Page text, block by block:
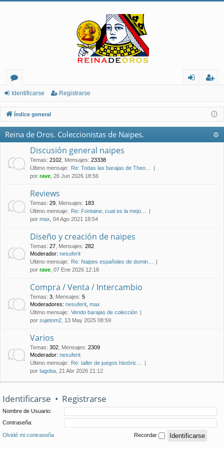
or
os
nt
ifi
ist
ra
Identificarse Registrarse
Índice general
Reina de Oros. Coleccionistas de Naipes.
Discusión general naipes
Temas: 2102 Mensajes: 23338
Último mensaje: Re: Todas las barajas de Theo…
por rave , 26 Jun 2026 18:56
Reviews
Temas: 29 Mensajes: 183
Último mensaje: Re: Fontaine, cual es la mejo…
por max , 04 Ago 2021 18:54
Diseño y creación de naipes
Temas: 27 Mensajes: 282
Moderador: nesuferit
Último mensaje: Re: Naipes españoles de domin…
por rave , 07 Ene 2026 12:18
Compra / Venta / Intercambio
Temas: 3 Mensajes: 5
Moderadores: nesuferit max
Último mensaje: Vendo barajas de colección
por sujetom2 , 13 May 2025 08:59
Varios
Temas: 302 Mensajes: 2309
Moderador: nesuferit
Último mensaje: Re: taller de juegos históric…
por Iagoba , 21 Abr 2026 21:12
Identificarse • Registrarse
Nombre de Usuario:
Contraseña:
Olvidé mi contraseña Recordar